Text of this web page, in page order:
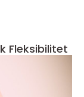
Fleksibilitet